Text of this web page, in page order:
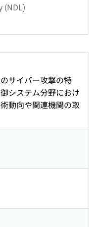
(NDL)
サイバー攻撃の特
システム分野におけ
動向や関連機関の取